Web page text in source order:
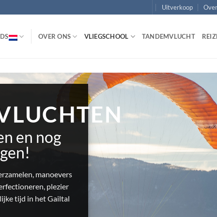
Uitverkoop
OVER ONS VLIEGSCHOOL TANDEMVLUCHT